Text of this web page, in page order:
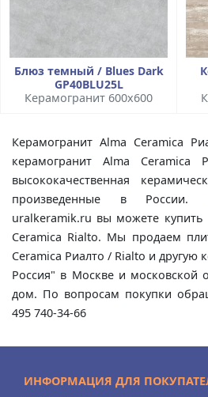
Блюз темный / Blues Dark
GP40BLU25L
Керамогранит 600x600
Керамогранит Alma Ceramica
керамогранит Alma
высококачественная
произведенные в России. В
uralkeramik.ru вы можете купить
Ceramica Rialto. Мы продаем
Ceramica Риалто / Rialto и другую
Россия" в Москве и московской
дом. По вопросам покупки
495 740-34-66
ИНФОРМАЦИЯ ДЛЯ